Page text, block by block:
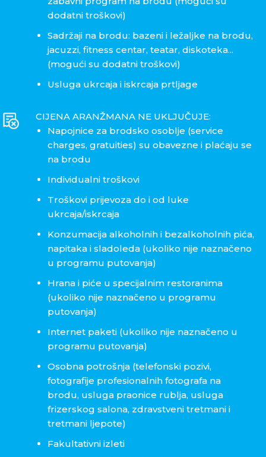
dodatni troškovi)
Sadržaji na brodu: bazeni i ležaljke na brodu,
jacuzzi, fitness centar, teatar, diskoteka...
(mogući su dodatni troškovi)
Usluga ukrcaja i iskrcaja prtljage
CIJENA ARANŽMANA NE UKLJUČUJE:
Napojnice za brodsko osoblje (service
charges, gratuities) su obavezne i plaćaju se
na brodu
Individualni troškovi
Troškovi prijevoza do i od luke
ukrcaja/iskrcaja
Konzumacija alkoholnih i bezalkoholnih pića,
napitaka i sladoleda (ukoliko nije naznačeno
u programu putovanja)
Hrana i piće u specijalnim restoranima
(ukoliko nije naznačeno u programu
putovanja)
Internet paketi (ukoliko nije naznačeno u
programu putovanja)
Osobna potrošnja (telefonski pozivi,
fotografije profesionalnih fotografa na
brodu, usluga praonice rublja, usluga
frizerskog salona, zdravstveni tretmani i
tretmani ljepote)
Fakultativni izleti